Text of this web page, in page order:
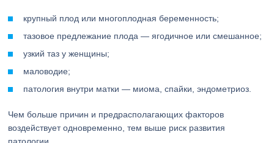
крупный плод или многоплодная беременность;
тазовое предлежание плода — ягодичное или смешанное;
узкий таз у женщины;
маловодие;
патология внутри матки — миома, спайки, эндометриоз.
Чем больше причин и предрасполагающих факторов
воздействует одновременно, тем выше риск развития